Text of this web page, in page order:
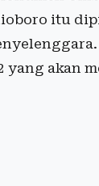
itu
akan